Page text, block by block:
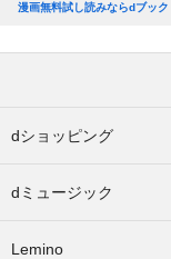
漫画無料試し読みならdブック
dショッピング
dミュージック
Lemino